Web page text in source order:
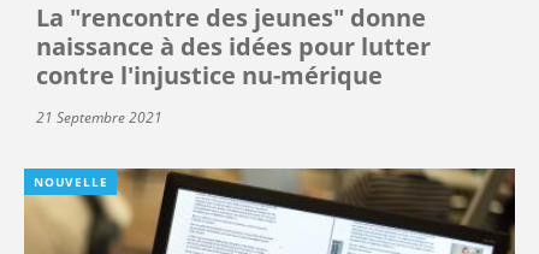
La "rencontre des jeunes" donne
naissance à des idées pour lutter
contre l'injustice nu-mérique
21 Septembre 2021
NOUVELLE